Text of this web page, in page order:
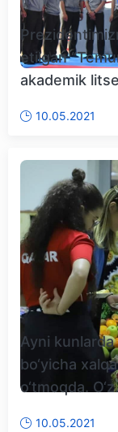
etilgan
akademik
10.05.2021
Ayni
bo‘yicha
o‘tmoqda.
10.05.2021